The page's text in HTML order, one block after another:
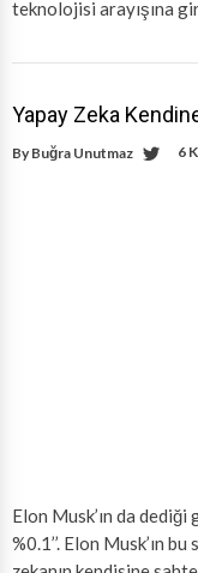
teknolojisi arayışına
Yapay Zeka
By Buğra Unutmaz 6
Elon Musk’ın da
%0.1’’. Elon Musk’ın